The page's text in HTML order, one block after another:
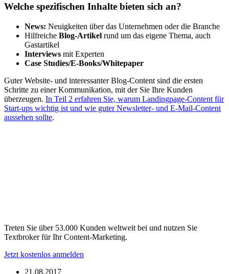
Welche spezifischen Inhalte bieten sich an?
News: Neuigkeiten über das Unternehmen oder die Branche
Hilfreiche Blog-Artikel rund um das eigene Thema, auch
Gastartikel
Interviews mit Experten
Case Studies/E-Books/Whitepaper
Guter Website- und interessanter Blog-Content sind die ersten
Schritte zu einer Kommunikation, mit der Sie Ihre Kunden
überzeugen. In Teil 2 erfahren Sie, warum Landingpage-Content für
Start-ups wichtig ist und wie guter Newsletter- und E-Mail-Content
aussehen sollte.
Treten Sie über 53.000 Kunden weltweit bei und nutzen Sie
Textbroker für Ihr Content-Marketing.
Jetzt kostenlos anmelden
21.08.2017